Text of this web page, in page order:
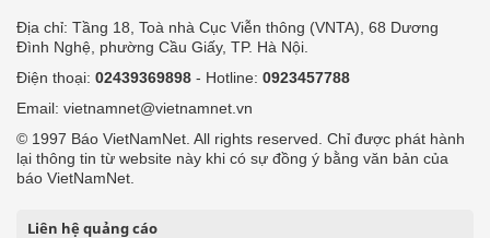
Địa chỉ: Tầng 18, Toà nhà Cục Viễn thông (VNTA), 68 Dương
Đình Nghệ, phường Cầu Giấy, TP. Hà Nội.
Điện thoại: 02439369898 - Hotline: 0923457788
Email: vietnamnet@vietnamnet.vn
© 1997 Báo VietNamNet. All rights reserved. Chỉ được phát hành
lại thông tin từ website này khi có sự đồng ý bằng văn bản của
báo VietNamNet.
Liên hệ quảng cáo